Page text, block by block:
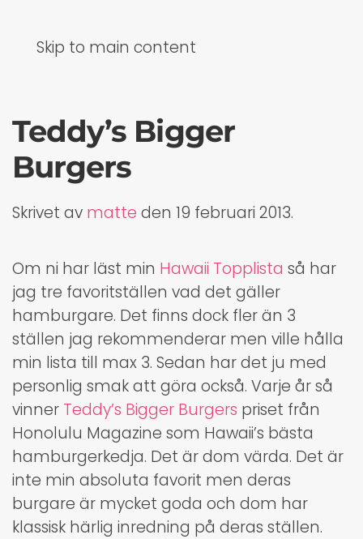
Skip to main content
Teddy’s Bigger
Burgers
Skrivet av matte den 19 februari 2013.
Om ni har läst min Hawaii Topplista så har
jag tre favoritställen vad det gäller
hamburgare. Det finns dock fler än 3
ställen jag rekommenderar men ville hålla
min lista till max 3. Sedan har det ju med
personlig smak att göra också. Varje år så
vinner Teddy’s Bigger Burgers priset från
Honolulu Magazine som Hawaii’s bästa
hamburgerkedja. Det är dom värda. Det är
inte min absoluta favorit men deras
burgare är mycket goda och dom har
klassisk härlig inredning på deras ställen.